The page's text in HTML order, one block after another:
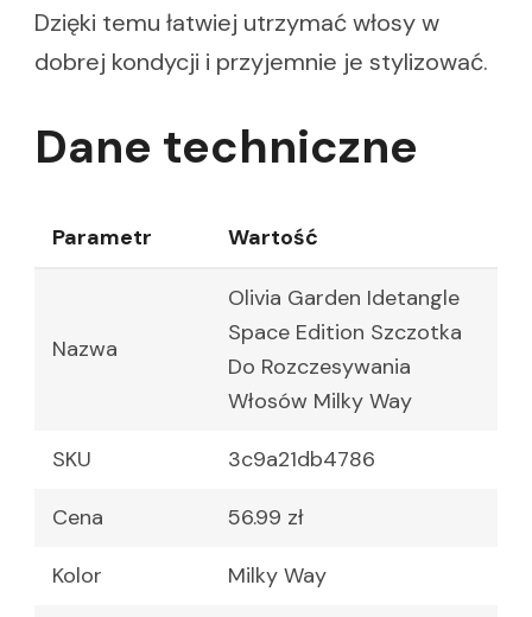
Dzięki temu łatwiej utrzymać włosy w
dobrej kondycji i przyjemnie je stylizować.
Dane techniczne
Parametr Wartość
Nazwa
Olivia Garden Idetangle
Space Edition Szczotka
Do Rozczesywania
Włosów Milky Way
SKU 3c9a21db4786
Cena 56.99 zł
Kolor Milky Way